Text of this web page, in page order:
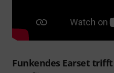
Funkendes Earset